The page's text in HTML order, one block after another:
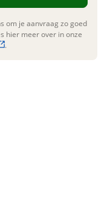
om je aanvraag zo goed
hier meer over in onze
.